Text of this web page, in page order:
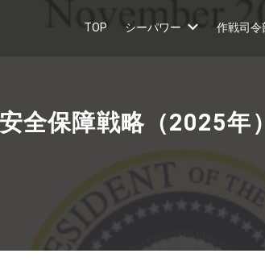
TOP シーパワー 作戦司令
全保障戦略（2025年